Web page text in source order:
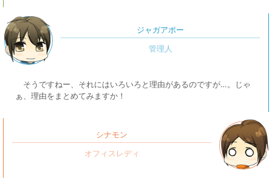
ジャガアポー
そうですねー、それにはいろいろと理由があるのですが…。じゃ
ぁ、理由をまとめてみますか！
シナモン